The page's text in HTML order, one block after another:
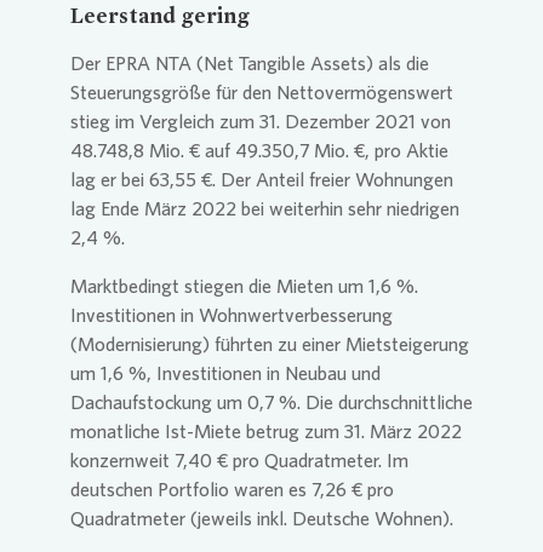
Leerstand gering
Der EPRA NTA (Net Tangible Assets) als die
Steuerungsgröße für den Nettovermögenswert
stieg im Vergleich zum 31. Dezember 2021 von
48.748,8 Mio. € auf 49.350,7 Mio. €, pro Aktie
lag er bei 63,55 €. Der Anteil freier Wohnungen
lag Ende März 2022 bei weiterhin sehr niedrigen
2,4 %.
Marktbedingt stiegen die Mieten um 1,6 %.
Investitionen in Wohnwertverbesserung
(Modernisierung) führten zu einer Mietsteigerung
um 1,6 %, Investitionen in Neubau und
Dachaufstockung um 0,7 %. Die durchschnittliche
monatliche Ist-Miete betrug zum 31. März 2022
konzernweit 7,40 € pro Quadratmeter. Im
deutschen Portfolio waren es 7,26 € pro
Quadratmeter (jeweils inkl. Deutsche Wohnen).